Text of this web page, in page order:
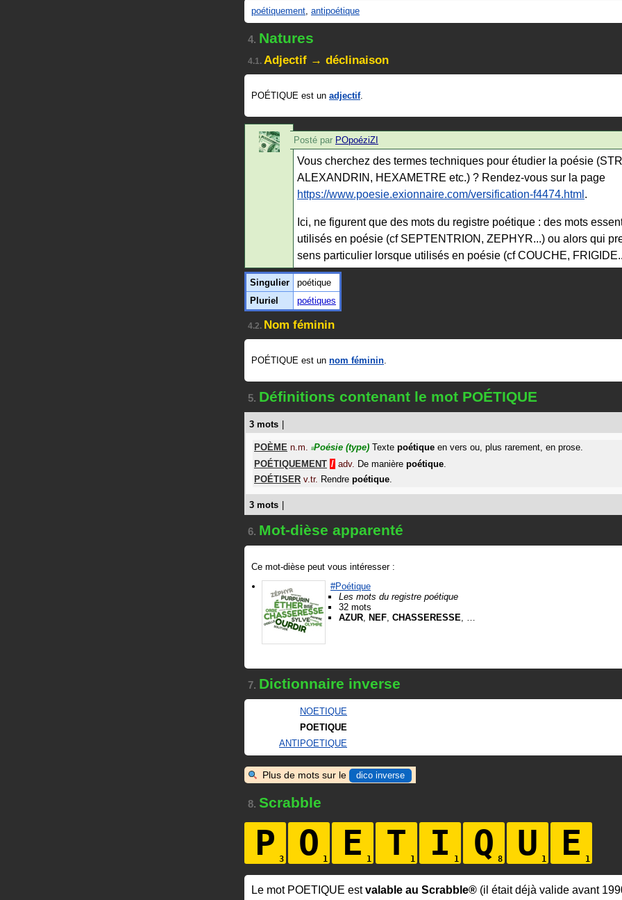
poétiquement, antipoétique
4. Natures
4.1. Adjectif → déclinaison
POÉTIQUE est un adjectif.
Posté par POpoéziZI
Vous cherchez des termes techniques pour étudier la poésie
ALEXANDRIN, HEXAMETRE etc.) ? Rendez-vous sur la page
https://www.poesie.exionnaire.com/versification-f4474.html .
Ici, ne figurent que des mots du registre poétique : des mots
utilisés en poésie (cf SEPTENTRION, ZEPHYR...) ou alors qui
sens particulier lorsque utilisés en poésie (cf COUCHE,
Singulier
poétique
Pluriel
poétiques
4.2. Nom féminin
POÉTIQUE est un nom féminin.
5. Définitions contenant le mot POÉTIQUE
3 mots
POÈME n.m. #Poésie (type) Texte poétique en vers ou, plus rarement, en prose.
POÉTIQUEMENT / adv. De manière poétique.
POÉTISER v.tr. Rendre poétique.
3 mots
6. Mot-dièse apparenté
Ce mot-dièse peut vous intéresser :
#Poétique
Les mots du registre poétique
32 mots
AZUR, NEF, CHASSERESSE, …
7. Dictionnaire inverse
NOETIQUE
POETIQUE
ANTIPOETIQUE
Plus de mots sur le dico inverse
8. Scrabble
P O E T I Q U E
Le mot POETIQUE estvalable au Scrabble® (il était déjà valide avant